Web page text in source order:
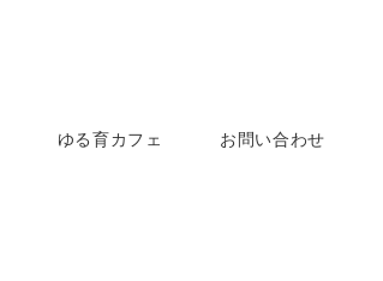
ゆる育カフェ お問い合わせ